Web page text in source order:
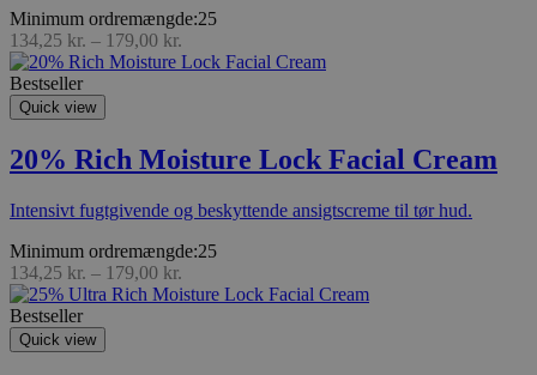
Minimum ordremængde:25
134,25 kr. – 179,00 kr.
Bestseller
Quick view
20% Rich Moisture Lock Facial Cream
Intensivt fugtgivende og beskyttende ansigtscreme til tør hud.
Minimum ordremængde:25
134,25 kr. – 179,00 kr.
Bestseller
Quick view